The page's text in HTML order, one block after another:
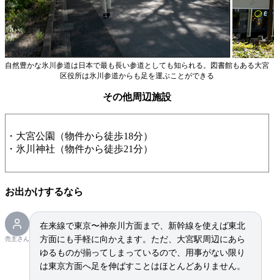
自然豊かな氷川参道は日本で最も長い参道としても知られる。図書館もある大宮
区役所は氷川参道からも足を運ぶことができる
その他周辺施設
・大宮公園（物件から徒歩18分）
・氷川神社（物件から徒歩21分）
お出かけするなら
売主さん
在来線で東京〜神奈川方面まで、新幹線を使えば東北
方面にも手軽に向かえます。ただ、大宮駅周辺にあら
ゆるものが揃ってしまっているので、用事がない限り
は東京方面へ足を伸ばすことはほとんどありません。